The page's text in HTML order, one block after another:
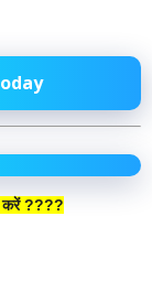
करें ????